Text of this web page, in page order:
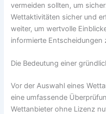
vermeiden sollten, um
Wettaktivitäten sicher und
weiter, um wertvolle
informierte Entscheidungen
Die Bedeutung einer
Vor der Auswahl eines
eine umfassende
Wettanbieter ohne Lizenz